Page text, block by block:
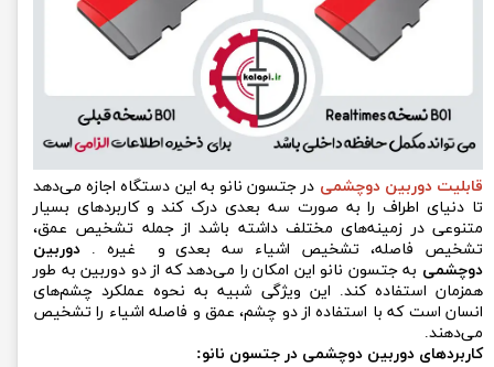
قابلیت دوربین دوچشمی در جتسون نانو به این دستگاه اجازه می‌دهد
تا دنیای اطراف را به صورت سه بعدی درک کند و کاربردهای بسیار
متنوعی در زمینه‌های مختلف داشته باشد از جمله تشخیص عمق،
تشخیص فاصله، تشخیص اشیاء سه بعدی و غیره . دوربین
دوچشمی به جتسون نانو این امکان را می‌دهد که از دو دوربین به طور
همزمان استفاده کند. این ویژگی شبیه به نحوه عملکرد چشم‌های
انسان است که با استفاده از دو چشم، عمق و فاصله اشیاء را تشخیص
می‌دهند.
کاربردهای دوربین دوچشمی در جتسون نانو: